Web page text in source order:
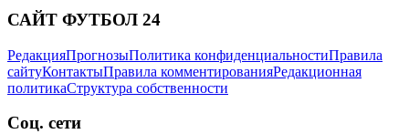
САЙТ ФУТБОЛ 24
РедакцияПрогнозыПолитика конфиденциальностиПравила
сайтуКонтактыПравила комментированияРедакционная
политикаСтруктура собственности
Соц. сети